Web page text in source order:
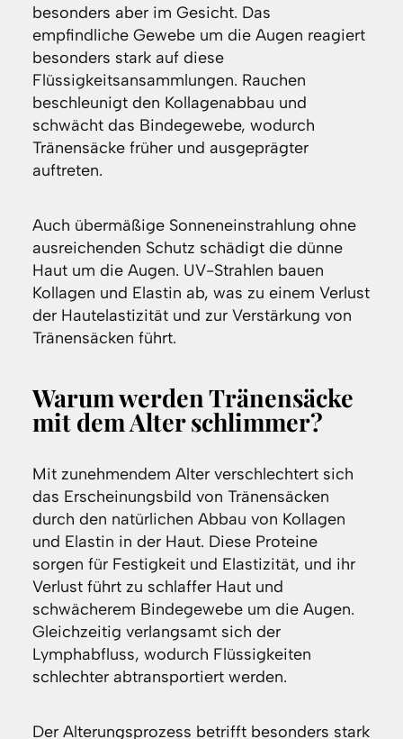
besonders aber im Gesicht. Das
empfindliche Gewebe um die Augen reagiert
besonders stark auf diese
Flüssigkeitsansammlungen. Rauchen
beschleunigt den Kollagenabbau und
schwächt das Bindegewebe, wodurch
Tränensäcke früher und ausgeprägter
auftreten.
Auch übermäßige Sonneneinstrahlung ohne
ausreichenden Schutz schädigt die dünne
Haut um die Augen. UV-Strahlen bauen
Kollagen und Elastin ab, was zu einem Verlust
der Hautelastizität und zur Verstärkung von
Tränensäcken führt.
Warum werden Tränensäcke
mit dem Alter schlimmer?
Mit zunehmendem Alter verschlechtert sich
das Erscheinungsbild von Tränensäcken
durch den natürlichen Abbau von Kollagen
und Elastin in der Haut. Diese Proteine
sorgen für Festigkeit und Elastizität, und ihr
Verlust führt zu schlaffer Haut und
schwächerem Bindegewebe um die Augen.
Gleichzeitig verlangsamt sich der
Lymphabfluss, wodurch Flüssigkeiten
schlechter abtransportiert werden.
Der Alterungsprozess betrifft besonders stark